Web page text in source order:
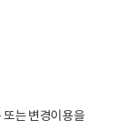
또는 변경이용을